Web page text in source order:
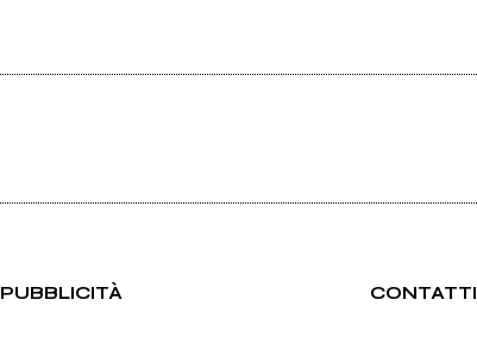
PUBBLICITÀ CONTATTI